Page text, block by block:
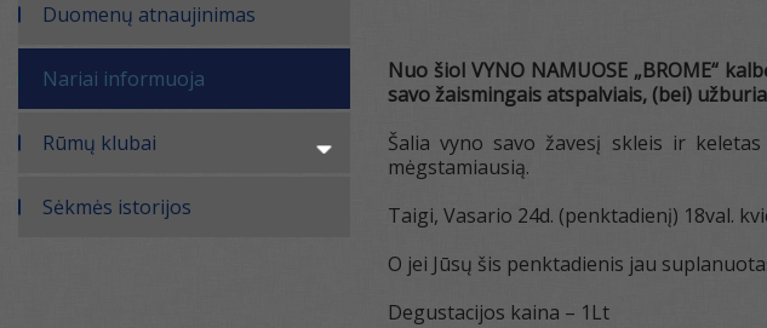
Duomenų atnaujinimas
Nariai informuoja
Rūmų klubai
Sėkmės istorijos
Nuo šiol VYNO NAMUOSE „BROME“
savo žaismingais atspalviais, (bei)
Šalia vyno savo žavesį skleis ir
mėgstamiausią.
Taigi, Vasario 24d. (penktadienį) 18val.
O jei Jūsų šis penktadienis jau
Degustacijos kaina – 1Lt